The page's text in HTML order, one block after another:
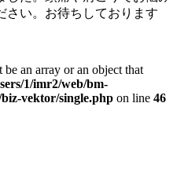
さい。お待ちしております
be an array or an object that
1/imr2/web/bm-
vektor/single.php on line 46